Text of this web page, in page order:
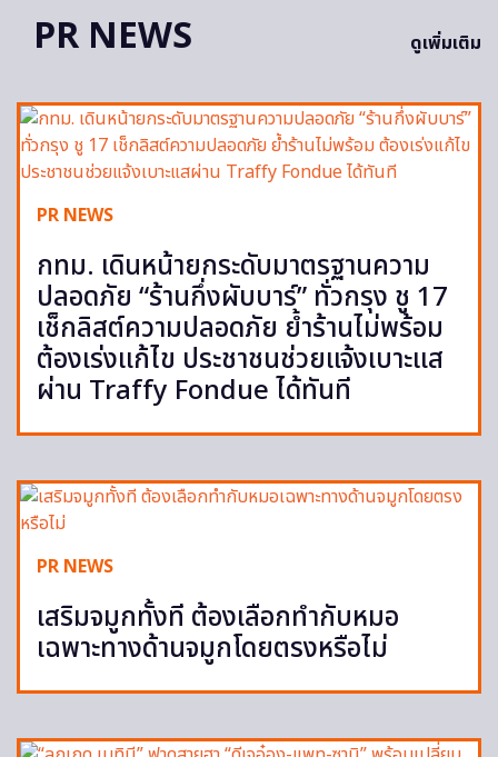
PR NEWS ดูเพิ่มเติม
PR NEWS
กทม. เดินหน้ายกระดับมาตรฐานความ
ปลอดภัย “ร้านกึ่งผับบาร์” ทั่วกรุง ชู 17
เช็กลิสต์ความปลอดภัย ย้ำร้านไม่พร้อม
ต้องเร่งแก้ไข ประชาชนช่วยแจ้งเบาะแส
ผ่าน Traffy Fondue ได้ทันที
PR NEWS
เสริมจมูกทั้งที ต้องเลือกทำกับหมอ
เฉพาะทางด้านจมูกโดยตรงหรือไม่